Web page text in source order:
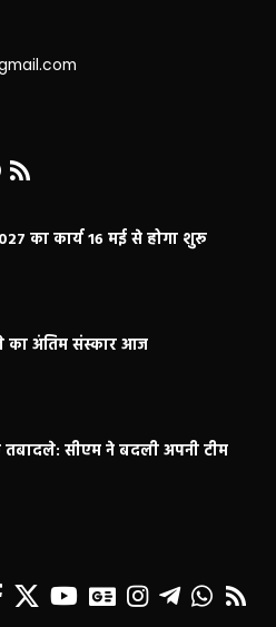
का कार्य 16 मई से होगा शुरू
का अंतिम संस्कार आज
सीएम ने बदली अपनी टीम